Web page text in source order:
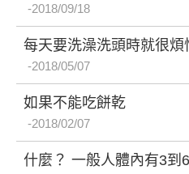
2018/09/18
每天要洗澡洗頭時就很煩
2018/05/07
如果不能吃餅乾
2018/02/07
什麼？ 一般人體內有3到